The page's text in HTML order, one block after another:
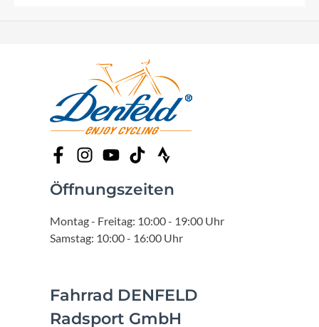
Öffnungszeiten
Montag - Freitag: 10:00 - 19:00 Uhr
Samstag: 10:00 - 16:00 Uhr
Fahrrad DENFELD
Radsport GmbH